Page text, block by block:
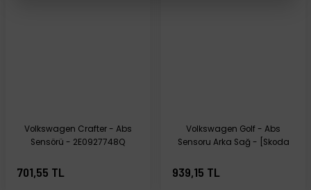
Volkswagen Crafter - Abs
Sensörü - 2E0927748Q
701,55 TL
Volkswagen Golf - Abs
Sensoru Arka Sağ - [Skoda
Touareg] - 1K0927808
939,15 TL